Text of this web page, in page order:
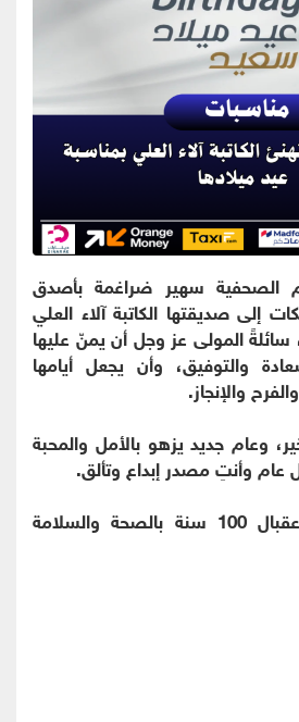
الصحفية سهير ضراغمة بأصدق
إلى صديقتها الكاتبة آلاء العلي
سائلةً المولى عز وجل أن يمنّ عليها
والتوفيق، وأن يجعل أيامها
والإنجاز.
وعام جديد يزهو بالأمل والمحبة
عام وأنتِ مصدر إبداع وتألق.
عيد ميلاد سعيد، وعقبال 100 سنة بالصحة والسلامة